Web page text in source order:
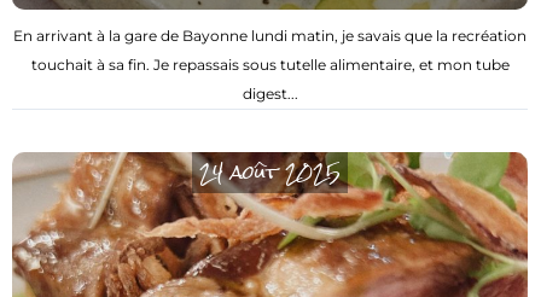
En arrivant à la gare de Bayonne lundi matin, je savais que la recréation
touchait à sa fin. Je repassais sous tutelle alimentaire, et mon tube
digest...
24 août 2025